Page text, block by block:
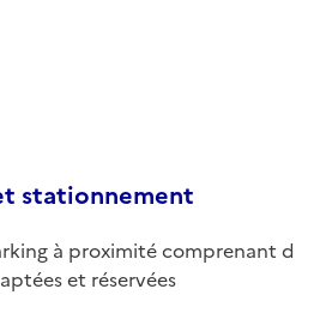
stationnement
à proximité comprenant d
et réservées